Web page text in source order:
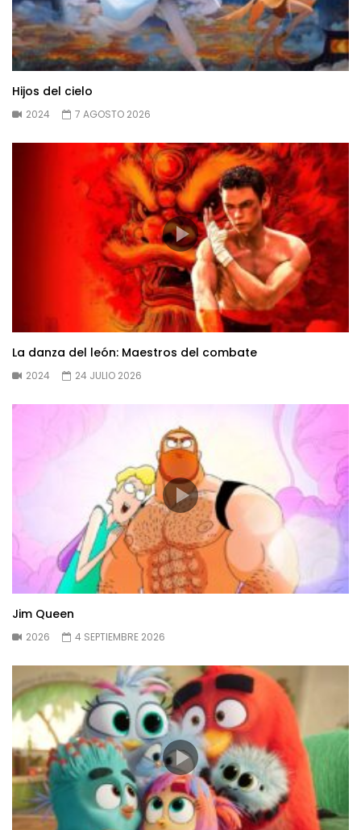
Hijos del cielo
2024 7 AGOSTO 2026
La danza del león: Maestros del combate
2024 24 JULIO 2026
Jim Queen
2026 4 SEPTIEMBRE 2026